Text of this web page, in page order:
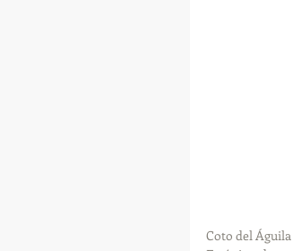
Coto del